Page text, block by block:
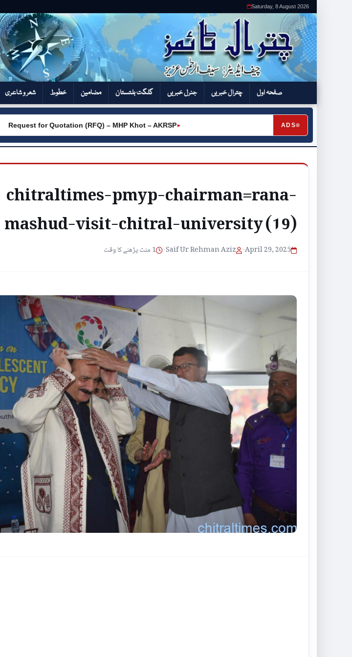
Saturday, 8 August 2026
صفحہ اول چترال خبریں جنرل خبریں گلگت بلتستان مضامین خطوط شعر و شاعری
ADS
►
Request for Quotation (RFQ) – MHP Khot – AKRSP
chitraltimes-pmyp-chairman=rana-
mashud-visit-chitral-university (19)
April 29, 2025
•
Saif Ur Rehman Aziz
• 1 منٹ پڑھنے کا وقت